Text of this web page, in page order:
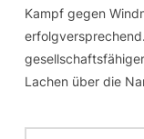
Kampf gegen
Lachen über die